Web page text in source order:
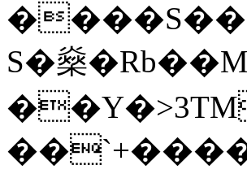
S�燊